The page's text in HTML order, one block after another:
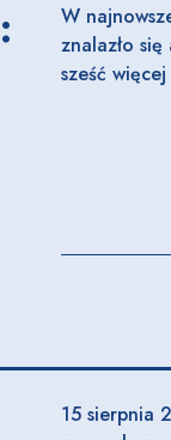
W
znalazło
sześć
15 sierpnia